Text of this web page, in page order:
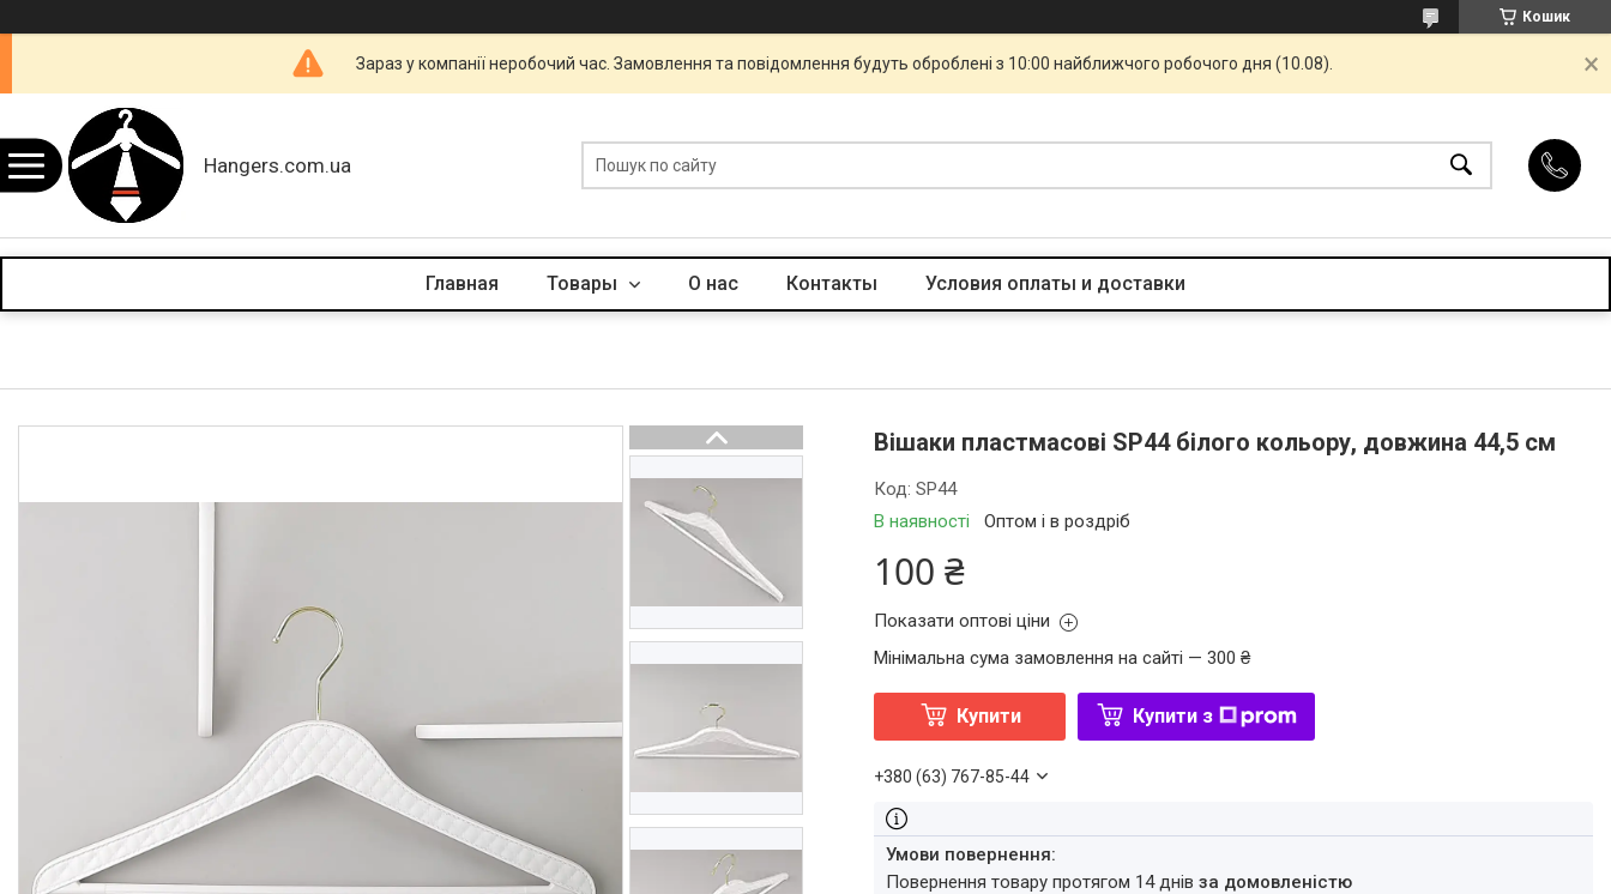
Кошик
Зараз у компанії неробочий час. Замовлення та повідомлення будуть оброблені з 10:00 найближчого робочого дня (10.08).
Hangers.com.ua
Главная Товары О нас Контакты Условия оплаты и доставки
Вішаки пластмасові SP44 білого кольору, довжина 44,5 см
В наявності Оптом і в роздріб
Код:SP44
100 ₴
Показати оптові ціни
Мінімальна сума замовлення на сайті — 300 ₴
Купити Купити з
+380 (63) 767-85-44
повернення товару протягом 14 днівза домовленістю